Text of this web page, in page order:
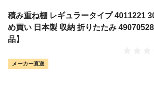
積み重ね棚 レギュラータイプ 4011221
め買い 日本製 収納 折りたたみ
品】
メーカー直送